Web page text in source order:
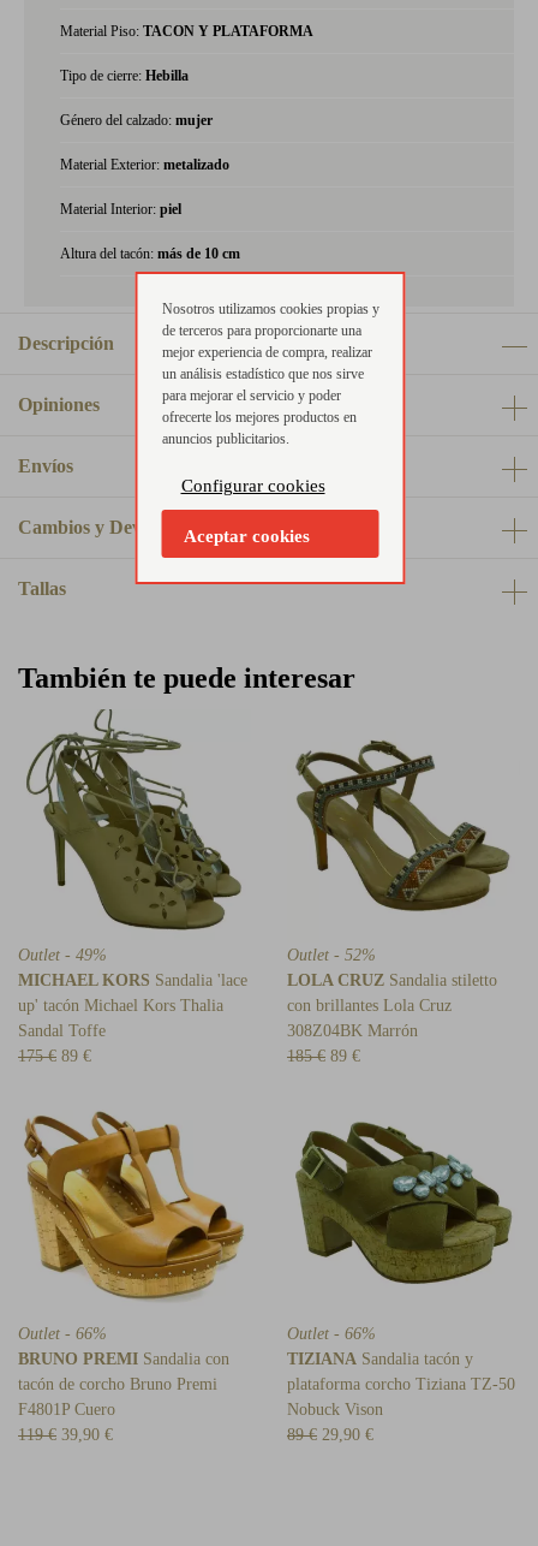
Material Piso: TACON Y PLATAFORMA
Tipo de cierre: Hebilla
Género del calzado: mujer
Material Exterior: metalizado
Material Interior: piel
Altura del tacón: más de 10 cm
Descripción
Opiniones
Envíos
Cambios y Devoluciones
Tallas
También te puede interesar
Outlet - 49%
MICHAEL KORS Sandalia 'lace
up' tacón Michael Kors Thalia
Sandal Toffe
175 € 89 €
Outlet - 52%
LOLA CRUZ Sandalia stiletto
con brillantes Lola Cruz
308Z04BK Marrón
185 € 89 €
Outlet - 66%
BRUNO PREMI Sandalia con
tacón de corcho Bruno Premi
F4801P Cuero
119 € 39,90 €
Outlet - 66%
TIZIANA Sandalia tacón y
plataforma corcho Tiziana TZ-50
Nobuck Vison
89 € 29,90 €
Nosotros utilizamos cookies propias y
de terceros para proporcionarte una
mejor experiencia de compra, realizar
un análisis estadístico que nos sirve
para mejorar el servicio y poder
ofrecerte los mejores productos en
anuncios publicitarios.
Configurar cookies
Aceptar cookies